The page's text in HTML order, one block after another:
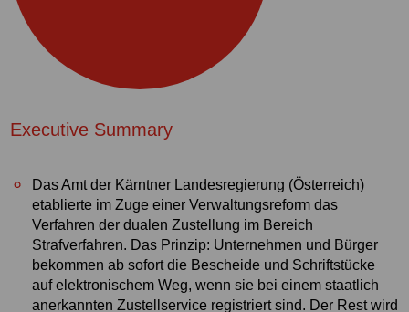
Executive Summary
Das Amt der Kärntner Landesregierung (Österreich)
etablierte im Zuge einer Verwaltungsreform das
Verfahren der dualen Zustellung im Bereich
Strafverfahren. Das Prinzip: Unternehmen und Bürger
bekommen ab sofort die Bescheide und Schriftstücke
auf elektronischem Weg, wenn sie bei einem staatlich
anerkannten Zustellservice registriert sind. Der Rest wird